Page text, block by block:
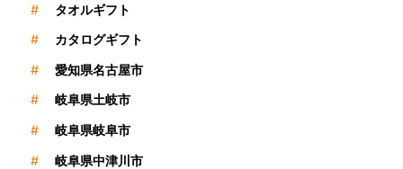
#
タオルギフト
#
カタログギフト
#
愛知県名古屋市
#
岐阜県土岐市
#
岐阜県岐阜市
#
岐阜県中津川市